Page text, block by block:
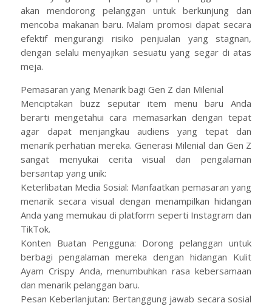
akan mendorong pelanggan untuk berkunjung dan
mencoba makanan baru. Malam promosi dapat secara
efektif mengurangi risiko penjualan yang stagnan,
dengan selalu menyajikan sesuatu yang segar di atas
meja.
Pemasaran yang Menarik bagi Gen Z dan Milenial
Menciptakan buzz seputar item menu baru Anda
berarti mengetahui cara memasarkan dengan tepat
agar dapat menjangkau audiens yang tepat dan
menarik perhatian mereka. Generasi Milenial dan Gen Z
sangat menyukai cerita visual dan pengalaman
bersantap yang unik:
Keterlibatan Media Sosial: Manfaatkan pemasaran yang
menarik secara visual dengan menampilkan hidangan
Anda yang memukau di platform seperti Instagram dan
TikTok.
Konten Buatan Pengguna: Dorong pelanggan untuk
berbagi pengalaman mereka dengan hidangan Kulit
Ayam Crispy Anda, menumbuhkan rasa kebersamaan
dan menarik pelanggan baru.
Pesan Keberlanjutan: Bertanggung jawab secara sosial